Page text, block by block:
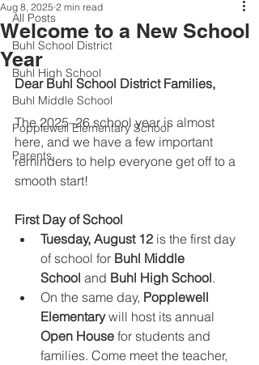
All Posts
Buhl School District
Buhl High School
Buhl Middle School
Popplewell Elementary School
Parents
Welcome to a New School
Year
Aug 8, 2025 2 min read
Dear Buhl School District Families,
The 2025–26 school year is almost
here, and we have a few important
reminders to help everyone get off to a
smooth start!
First Day of School
Tuesday, August 12 is the first day
of school for Buhl Middle
School and Buhl High School.
On the same day, Popplewell
Elementary will host its annual
Open House for students and
families. Come meet the teacher,